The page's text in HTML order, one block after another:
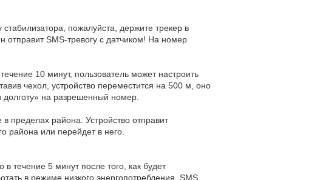
пожалуйста, держите трекер в
SMS-тревогу с датчиком! На номер
10 минут, пользователь может настроить
чехол, устройство переместится на 500 м, оно
на разрешенный номер.
пределах района. Устройство отправит
района или перейдет в него.
течение 5 минут после того, как будет
в режиме низкого энергопотребления. SMS,